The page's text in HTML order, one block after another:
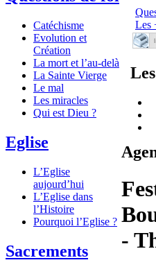
Catéchisme
Evolution et
Création
La mort et l’au-delà
La Sainte Vierge
Le mal
Les miracles
Qui est Dieu ?
Eglise
L’Eglise
aujourd’hui
L’Eglise dans
l’Histoire
Pourquoi l’Eglise ?
Sacrements
Les
-